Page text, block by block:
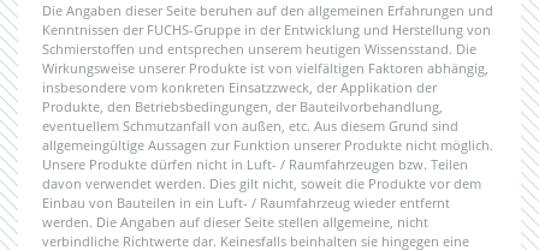
Die Angaben dieser Seite beruhen auf den allgemeinen Erfahrungen und
Kenntnissen der FUCHS-Gruppe in der Entwicklung und Herstellung von
Schmierstoffen und entsprechen unserem heutigen Wissensstand. Die
Wirkungsweise unserer Produkte ist von vielfältigen Faktoren abhängig,
insbesondere vom konkreten Einsatzzweck, der Applikation der
Produkte, den Betriebsbedingungen, der Bauteilvorbehandlung,
eventuellem Schmutzanfall von außen, etc. Aus diesem Grund sind
allgemeingültige Aussagen zur Funktion unserer Produkte nicht möglich.
Unsere Produkte dürfen nicht in Luft- / Raumfahrzeugen bzw. Teilen
davon verwendet werden. Dies gilt nicht, soweit die Produkte vor dem
Einbau von Bauteilen in ein Luft- / Raumfahrzeug wieder entfernt
werden. Die Angaben auf dieser Seite stellen allgemeine, nicht
verbindliche Richtwerte dar. Keinesfalls beinhalten sie hingegen eine